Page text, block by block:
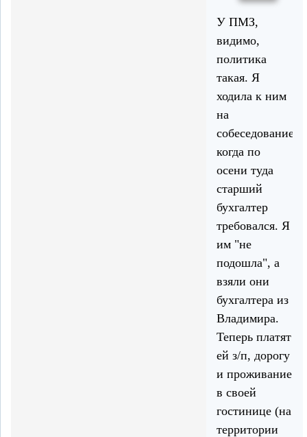
У ПМЗ,
видимо,
политика
такая. Я
ходила к ним
на
собеседование,
когда по
осени туда
старший
бухгалтер
требовался. Я
им "не
подошла", а
взяли они
бухгалтера из
Владимира.
Теперь платят
ей з/п, дорогу
и проживание
в своей
гостинице (на
территории